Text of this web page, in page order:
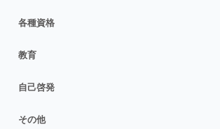
各種資格
教育
自己啓発
その他